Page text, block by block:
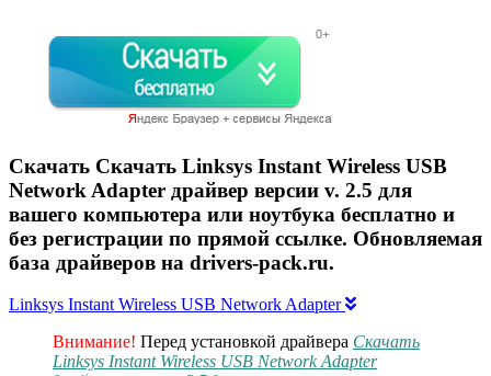
Скачать Скачать Linksys Instant Wireless USB
Network Adapter драйвер версии v. 2.5 для
вашего компьютера или ноутбука бесплатно и
без регистрации по прямой ссылке. Обновляемая
база драйверов на drivers-pack.ru.
Linksys Instant Wireless USB Network Adapter
Внимание! Перед установкой драйвера Скачать
Linksys Instant Wireless USB Network Adapter